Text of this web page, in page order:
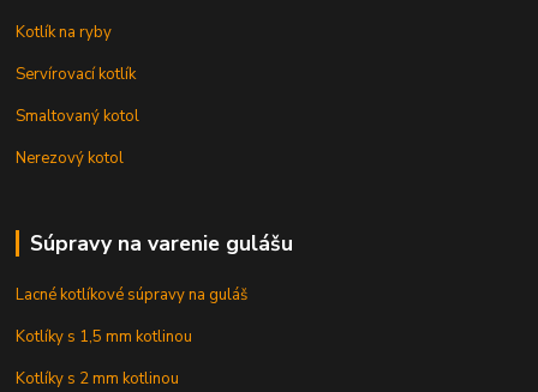
Kotlík na ryby
Servírovací kotlík
Smaltovaný kotol
Nerezový kotol
Súpravy na varenie gulášu
Lacné kotlíkové súpravy na guláš
Kotlíky s 1,5 mm kotlinou
Kotlíky s 2 mm kotlinou